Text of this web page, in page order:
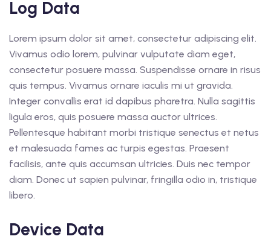
Log Data
Lorem ipsum dolor sit amet, consectetur adipiscing elit.
Vivamus odio lorem, pulvinar vulputate diam eget,
consectetur posuere massa. Suspendisse ornare in risus
quis tempus. Vivamus ornare iaculis mi ut gravida.
Integer convallis erat id dapibus pharetra. Nulla sagittis
ligula eros, quis posuere massa auctor ultrices.
Pellentesque habitant morbi tristique senectus et netus
et malesuada fames ac turpis egestas. Praesent
facilisis, ante quis accumsan ultricies. Duis nec tempor
diam. Donec ut sapien pulvinar, fringilla odio in, tristique
libero.
Device Data